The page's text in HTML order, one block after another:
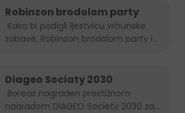
Robinzon brodolom party
zabave, Robinzon brodolom party i
Diageo Sociaty 2030
nagradom DIAGEO Society 2030 za...